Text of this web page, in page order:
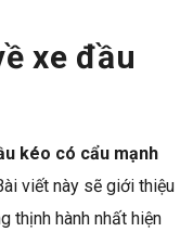
xe đầu
kéo có cẩu mạnh
viết này sẽ giới thiệu
thịnh hành nhất hiện